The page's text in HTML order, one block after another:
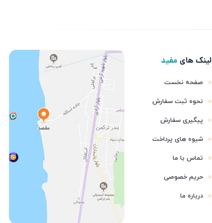
لینک های مفید
صفحه نخست
نحوه ثبت سفارش
پیگیری سفارش
شیوه های پرداخت
تماس با ما
حریم خصوصی
درباره ما